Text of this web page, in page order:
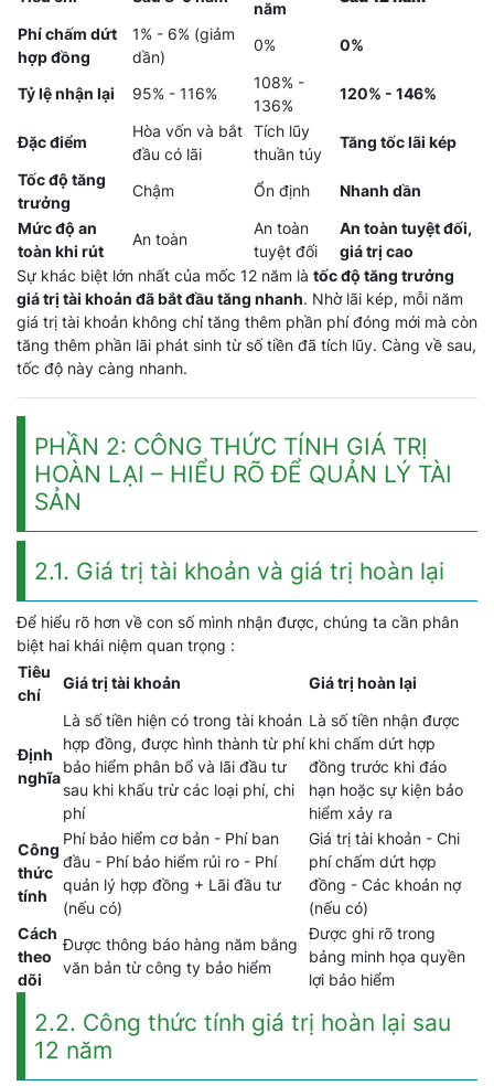
năm
Phí chấm dứt
hợp đồng
1% - 6% (giảm
dần)
0% 0%
Tỷ lệ nhận lại 95% - 116%
108% -
136%
120% - 146%
Đặc điểm
Hòa vốn và bắt
đầu có lãi
Tích lũy
thuần túy
Tăng tốc lãi kép
Tốc độ tăng
trưởng
Chậm Ổn định
Nhanh dần
Mức độ an
toàn khi rút
An toàn
An toàn
tuyệt đối
An toàn tuyệt đối,
giá trị cao
Sự khác biệt lớn nhất của mốc 12 năm là tốc độ tăng trưởng
giá trị tài khoản đã bắt đầu tăng nhanh. Nhờ lãi kép, mỗi năm
giá trị tài khoản không chỉ tăng thêm phần phí đóng mới mà còn
tăng thêm phần lãi phát sinh từ số tiền đã tích lũy. Càng về sau,
tốc độ này càng nhanh.
PHẦN 2: CÔNG THỨC TÍNH GIÁ TRỊ
HOÀN LẠI – HIỂU RÕ ĐỂ QUẢN LÝ TÀI
SẢN
2.1. Giá trị tài khoản và giá trị hoàn lại
Để hiểu rõ hơn về con số mình nhận được, chúng ta cần phân
biệt hai khái niệm quan trọng :
Tiêu
chí
Giá trị tài khoản Giá trị hoàn lại
Định
nghĩa
Là số tiền hiện có trong tài khoản
hợp đồng, được hình thành từ phí
bảo hiểm phân bổ và lãi đầu tư
sau khi khấu trừ các loại phí, chi
phí
Là số tiền nhận được
khi chấm dứt hợp
đồng trước khi đáo
hạn hoặc sự kiện bảo
hiểm xảy ra
Công
thức
tính
Phí bảo hiểm cơ bản - Phí ban
đầu - Phí bảo hiểm rủi ro - Phí
quản lý hợp đồng + Lãi đầu tư
(nếu có)
Giá trị tài khoản - Chi
phí chấm dứt hợp
đồng - Các khoản nợ
(nếu có)
Cách
theo
dõi
Được thông báo hàng năm bằng
văn bản từ công ty bảo hiểm
Được ghi rõ trong
bảng minh họa quyền
lợi bảo hiểm
2.2. Công thức tính giá trị hoàn lại sau
12 năm